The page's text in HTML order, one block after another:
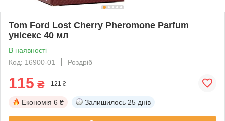
Tom Ford Lost Cherry Pheromone Parfum
унісекс 40 мл
В наявності
Код: 16900-01
Роздріб
115 ₴ 121 ₴
Економія 6 ₴ Залишилось 25 днів